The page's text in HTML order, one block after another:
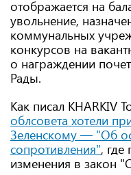
отображается на
увольнение,
коммунальных
конкурсов на
о награждении
Рады.
Как писал KHARKIV
облсовета хотели
Зеленскому — "Об
сопротивления", где
изменения в закон